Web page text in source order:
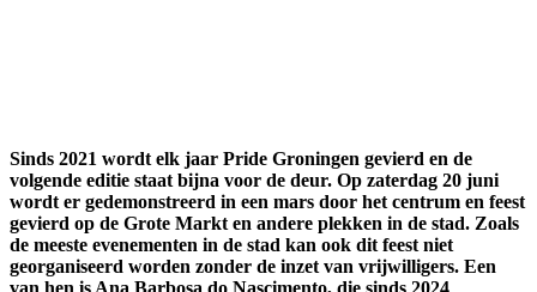
Sinds 2021 wordt elk jaar Pride Groningen gevierd en de
volgende editie staat bijna voor de deur. Op zaterdag 20 juni
wordt er gedemonstreerd in een mars door het centrum en feest
gevierd op de Grote Markt en andere plekken in de stad. Zoals
de meeste evenementen in de stad kan ook dit feest niet
georganiseerd worden zonder de inzet van vrijwilligers. Een
van hen is Ana Barbosa do Nascimento, die sinds 2024